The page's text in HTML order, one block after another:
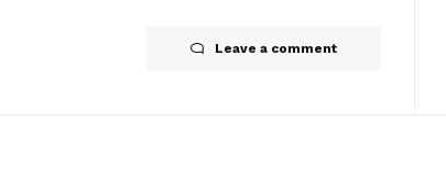
Leave a comment